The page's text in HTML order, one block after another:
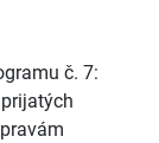
č. 7: